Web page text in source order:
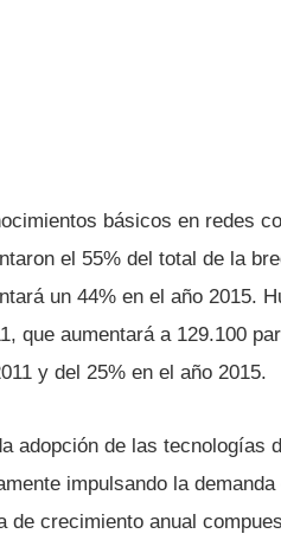
básicos en redes
el 55% del total de la
un 44% en el año 2015.
que aumentará a 129.100
y del 25% en el año 2015.
adopción de las tecnologí­as
impulsando la
de crecimiento anual